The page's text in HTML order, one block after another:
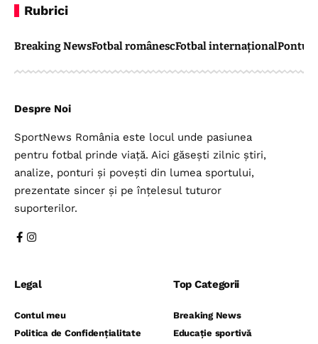
Rubrici
Breaking NewsFotbal românescFotbal internaționalPontul
Despre Noi
SportNews România este locul unde pasiunea
pentru fotbal prinde viață. Aici găsești zilnic știri,
analize, ponturi și povești din lumea sportului,
prezentate sincer și pe înțelesul tuturor
suporterilor.
Legal
Contul meu
Politica de Confidențialitate
Top Categorii
Breaking News
Educație sportivă